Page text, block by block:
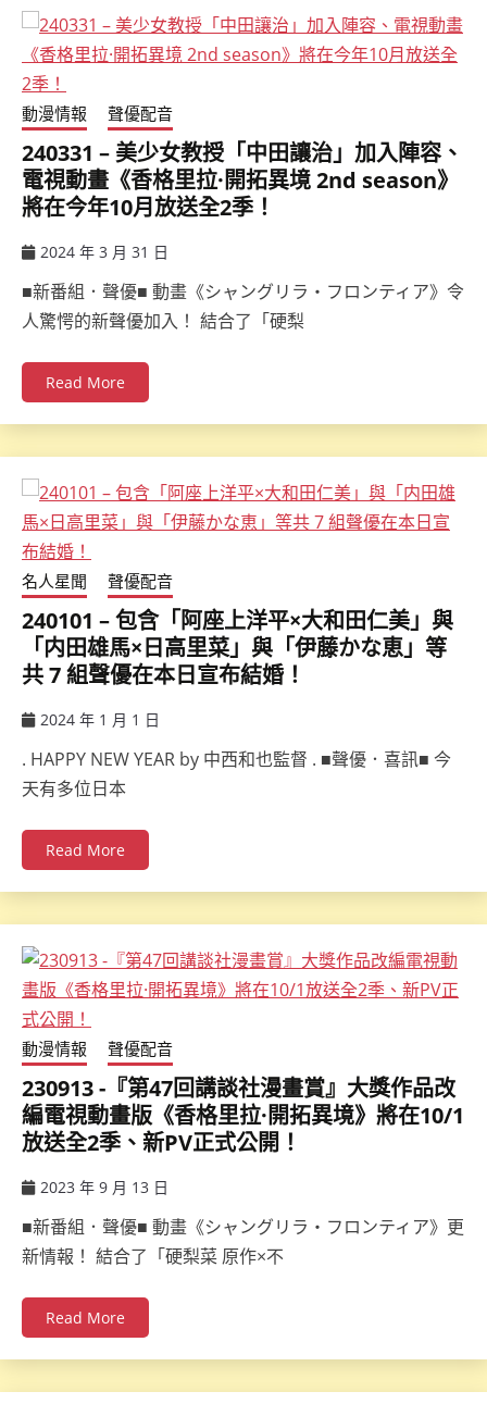
動漫情報 聲優配音
240331 – 美少女教授「中田讓治」加入陣容、
電視動畫《香格里拉·開拓異境 2nd season》
將在今年10月放送全2季！
2024 年 3 月 31 日
■新番組．聲優■ 動畫《シャングリラ・フロンティア》令
人驚愕的新聲優加入！ 結合了「硬梨
Read More
名人星聞 聲優配音
240101 – 包含「阿座上洋平×大和田仁美」與
「内田雄馬×日高里菜」與「伊藤かな恵」等
共 7 組聲優在本日宣布結婚！
2024 年 1 月 1 日
. HAPPY NEW YEAR by 中西和也監督 . ■聲優．喜訊■ 今
天有多位日本
Read More
動漫情報 聲優配音
230913 -『第47回講談社漫畫賞』大獎作品改
編電視動畫版《香格里拉·開拓異境》將在10/1
放送全2季、新PV正式公開！
2023 年 9 月 13 日
■新番組．聲優■ 動畫《シャングリラ・フロンティア》更
新情報！ 結合了「硬梨菜 原作×不
Read More